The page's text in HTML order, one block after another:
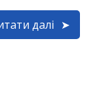
далі